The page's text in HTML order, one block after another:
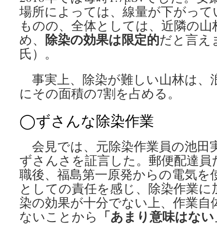
場所によっては、線量が下がっ
ものの、全体としては、近隣の
め、 除染の効果は限定的だと言え
氏）。
事実上、除染が難しい山林は、
にその面積の7割を占める。
◯ずさんな除染作業
会見では、元除染作業員の池田
ずさんさを証言した。郵便配達
職後、福島第一原発からの電気を
としての責任を感じ、除染作業
染の効果が十分でない上、作業
ないことから 「あまり意味はな